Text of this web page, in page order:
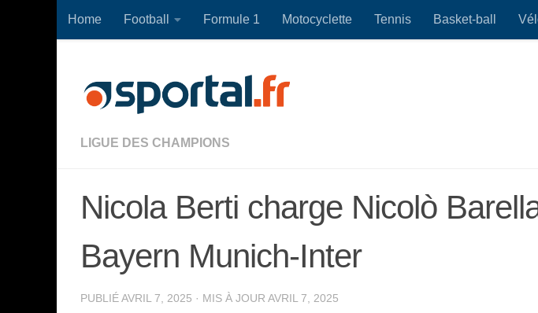
Skip to content
Home Football Formule 1 Motocyclette Tennis Basket-ball
LIGUE DES CHAMPIONS
Nicola Berti charge Nicolò
Bayern Munich-Inter
PUBLIÉAVRIL 7, 2025 · MIS À JOUR AVRIL 7, 2025